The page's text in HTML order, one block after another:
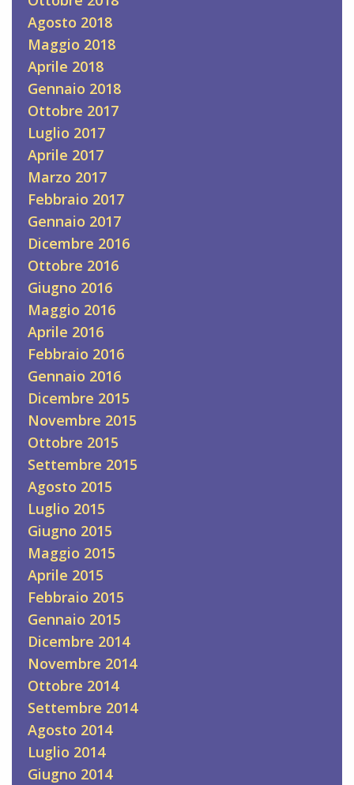
Agosto 2018
Maggio 2018
Aprile 2018
Gennaio 2018
Ottobre 2017
Luglio 2017
Aprile 2017
Marzo 2017
Febbraio 2017
Gennaio 2017
Dicembre 2016
Ottobre 2016
Giugno 2016
Maggio 2016
Aprile 2016
Febbraio 2016
Gennaio 2016
Dicembre 2015
Novembre 2015
Ottobre 2015
Settembre 2015
Agosto 2015
Luglio 2015
Giugno 2015
Maggio 2015
Aprile 2015
Febbraio 2015
Gennaio 2015
Dicembre 2014
Novembre 2014
Ottobre 2014
Settembre 2014
Agosto 2014
Luglio 2014
Giugno 2014